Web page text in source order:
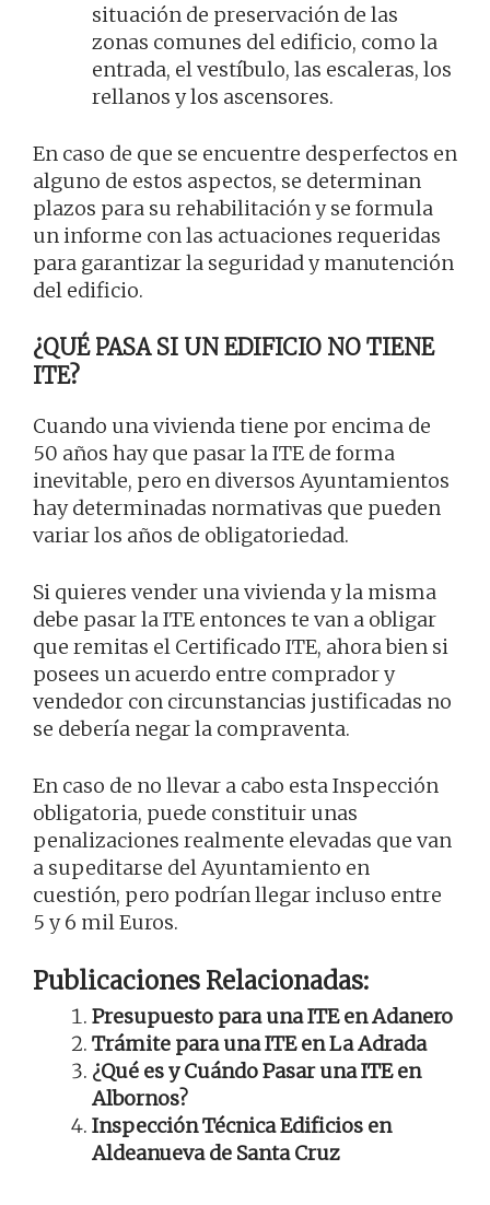
situación de preservación de las
zonas comunes del edificio, como la
entrada, el vestíbulo, las escaleras, los
rellanos y los ascensores.
En caso de que se encuentre desperfectos en
alguno de estos aspectos, se determinan
plazos para su rehabilitación y se formula
un informe con las actuaciones requeridas
para garantizar la seguridad y manutención
del edificio.
¿QUÉ PASA SI UN EDIFICIO NO TIENE
ITE?
Cuando una vivienda tiene por encima de
50 años hay que pasar la ITE de forma
inevitable, pero en diversos Ayuntamientos
hay determinadas normativas que pueden
variar los años de obligatoriedad.
Si quieres vender una vivienda y la misma
debe pasar la ITE entonces te van a obligar
que remitas el Certificado ITE, ahora bien si
posees un acuerdo entre comprador y
vendedor con circunstancias justificadas no
se debería negar la compraventa.
En caso de no llevar a cabo esta Inspección
obligatoria, puede constituir unas
penalizaciones realmente elevadas que van
a supeditarse del Ayuntamiento en
cuestión, pero podrían llegar incluso entre
5 y 6 mil Euros.
Publicaciones Relacionadas:
Presupuesto para una ITE en Adanero
Trámite para una ITE en La Adrada
¿Qué es y Cuándo Pasar una ITE en
Albornos?
Inspección Técnica Edificios en
Aldeanueva de Santa Cruz